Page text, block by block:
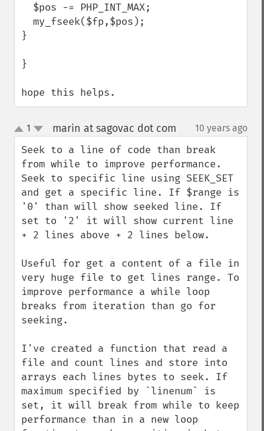
}
}
hope this helps.
up
down
1 marin at sagovac dot com 10 years ago
Seek to a line of code than break
from while to improve performance.
Seek to specific line using SEEK_SET
and get a specific line. If $range is
'0' than will show seeked line. If
set to '2' it will show current line
+ 2 lines above + 2 lines below.
Useful for get a content of a file in
very huge file to get lines range. To
improve performance a while loop
breaks from iteration than go for
seeking.
I've created a function that read a
file and count lines and store into
arrays each lines bytes to seek. If
maximum specified by `linenum` is
set, it will break from while to keep
performance than in a new loop